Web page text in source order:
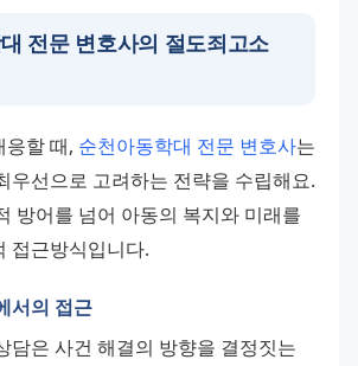
전문 변호사의 절도죄고소
응할 때, 순천아동학대 전문 변호사는
우선으로 고려하는 전략을 수립해요.
방어를 넘어 아동의 복지와 미래를
접근방식입니다.
서의 접근
담은 사건 해결의 방향을 결정짓는